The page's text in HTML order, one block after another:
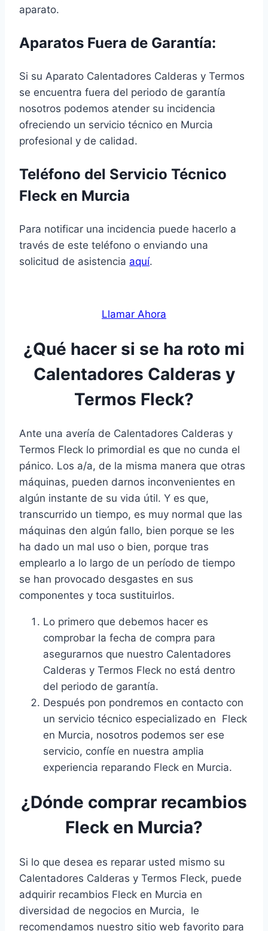
aparato.
Aparatos Fuera de Garantía:
Si su Aparato Calentadores Calderas y Termos
se encuentra fuera del periodo de garantía
nosotros podemos atender su incidencia
ofreciendo un servicio técnico en Murcia
profesional y de calidad.
Teléfono del Servicio Técnico
Fleck en Murcia
Para notificar una incidencia puede hacerlo a
través de este teléfono o enviando una
solicitud de asistencia aquí.
Llamar Ahora
¿Qué hacer si se ha roto mi
Calentadores Calderas y
Termos Fleck?
Ante una avería de Calentadores Calderas y
Termos Fleck lo primordial es que no cunda el
pánico. Los a/a, de la misma manera que otras
máquinas, pueden darnos inconvenientes en
algún instante de su vida útil. Y es que,
transcurrido un tiempo, es muy normal que las
máquinas den algún fallo, bien porque se les
ha dado un mal uso o bien, porque tras
emplearlo a lo largo de un período de tiempo
se han provocado desgastes en sus
componentes y toca sustituirlos.
Lo primero que debemos hacer es
comprobar la fecha de compra para
asegurarnos que nuestro Calentadores
Calderas y Termos Fleck no está dentro
del periodo de garantía.
Después pon pondremos en contacto con
un servicio técnico especializado en Fleck
en Murcia, nosotros podemos ser ese
servicio, confíe en nuestra amplia
experiencia reparando Fleck en Murcia.
¿Dónde comprar recambios
Fleck en Murcia?
Si lo que desea es reparar usted mismo su
Calentadores Calderas y Termos Fleck, puede
adquirir recambios Fleck en Murcia en
diversidad de negocios en Murcia, le
recomendamos nuestro sitio web favorito para